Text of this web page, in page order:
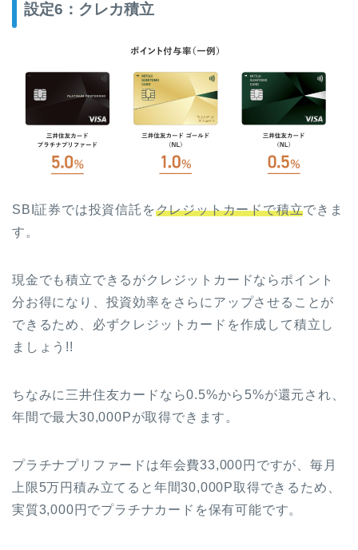
設定6：クレカ積立
SBI証券では投資信託をクレジットカードで積立できま
す。
現金でも積立できるがクレジットカードならポイント
分お得になり、投資効率をさらにアップさせることが
できるため、必ずクレジットカードを作成して積立し
ましょう!!
ちなみに三井住友カードなら0.5%から5%が還元され、
年間で最大30,000Pが取得できます。
プラチナプリファードは年会費33,000円ですが、毎月
上限5万円積み立てると年間30,000P取得できるため、
実質3,000円でプラチナカードを保有可能です。